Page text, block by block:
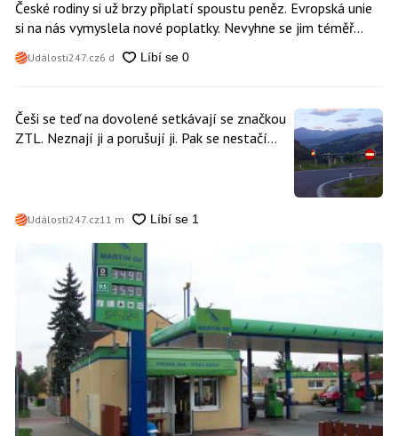
České rodiny si už brzy připlatí spoustu peněz. Evropská unie
si na nás vymyslela nové poplatky. Nevyhne se jim téměř
Události247.cz6 d
Češi se teď na dovolené setkávají se značkou
ZTL. Neznají ji a porušují ji. Pak se nestačí
Události247.cz11 m